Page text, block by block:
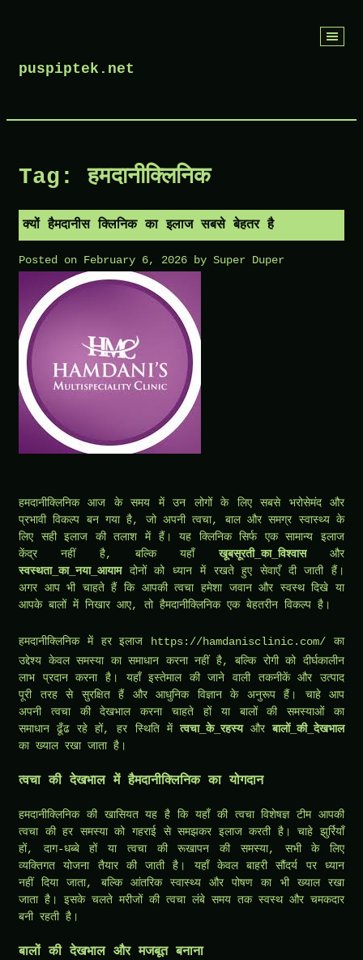
puspiptek.net
Tag:हमदानीक्लिनिक
क्यों हैमदानीस क्लिनिक का इलाज सबसे बेहतर है
Posted on February 6, 2026 by Super Duper
हमदानीक्लिनिक आज के समय में उन लोगों के लिए सबसे भरोसेमंद और
प्रभावी विकल्प बन गया है, जो अपनी त्वचा, बाल और समग्र स्वास्थ्य के
लिए सही इलाज की तलाश में हैं। यह क्लिनिक सिर्फ एक सामान्य इलाज
केंद्र नहीं है, बल्कि यहाँखूबसूरती_का_विश्वासऔर
स्वस्थता_का_नया_आयामदोनों को ध्यान में रखते हुए सेवाएँ दी जाती हैं।
अगर आप भी चाहते हैं कि आपकी त्वचा हमेशा जवान और स्वस्थ दिखे या
आपके बालों में निखार आए, तो हैमदानीक्लिनिक एक बेहतरीन विकल्प है।
हमदानीक्लिनिक में हर इलाज https://hamdanisclinic.com/ का
उद्देश्य केवल समस्या का समाधान करना नहीं है, बल्कि रोगी को दीर्घकालीन
लाभ प्रदान करना है। यहाँ इस्तेमाल की जाने वाली तकनीकें और उत्पाद
पूरी तरह से सुरक्षित हैं और आधुनिक विज्ञान के अनुरूप हैं। चाहे आप
अपनी त्वचा की देखभाल करना चाहते हों या बालों की समस्याओं का
समाधान ढूँढ रहे हों, हर स्थिति मेंत्वचा_के_रहस्यऔरबालों_की_देखभाल
का ख्याल रखा जाता है।
त्वचा की देखभाल में हैमदानीक्लिनिक का योगदान
हमदानीक्लिनिक की खासियत यह है कि यहाँ की त्वचा विशेषज्ञ टीम आपकी
त्वचा की हर समस्या को गहराई से समझकर इलाज करती है। चाहे झुर्रियाँ
हों, दाग-धब्बे हों या त्वचा की रूखापन की समस्या, सभी के लिए
व्यक्तिगत योजना तैयार की जाती है। यहाँ केवल बाहरी सौंदर्य पर ध्यान
नहीं दिया जाता, बल्कि आंतरिक स्वास्थ्य और पोषण का भी ख्याल रखा
जाता है। इसके चलते मरीजों की त्वचा लंबे समय तक स्वस्थ और चमकदार
बनी रहती है।
बालों की देखभाल और मजबूत बनाना